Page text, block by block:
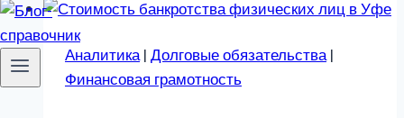
Аналитика| Долговые обязательства|
Финансовая грамотность